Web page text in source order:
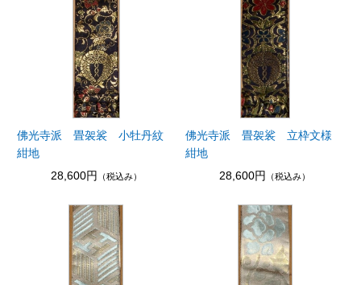
佛光寺派 畳袈裟 小牡丹紋
紺地
28,600円
（税込み）
佛光寺派 畳袈裟 立枠文様
紺地
28,600円
（税込み）